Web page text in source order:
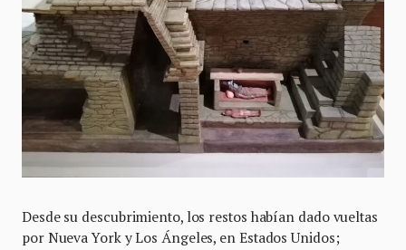
Desde su descubrimiento, los restos habían dado vueltas
por Nueva York y Los Ángeles, en Estados Unidos;